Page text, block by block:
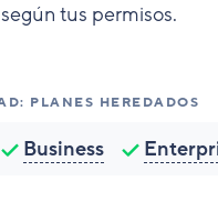
tus permisos.
PLANES HEREDADOS
Business